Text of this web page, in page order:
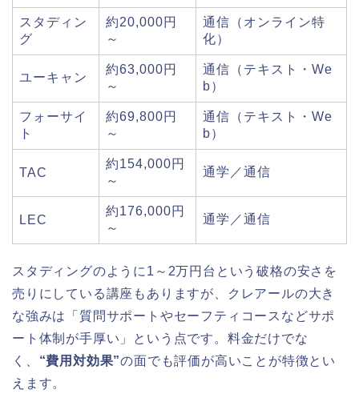
スタディン
グ
約20,000円
～
通信（オンライン特
化）
ユーキャン
約63,000円
～
通信（テキスト・We
b）
フォーサイ
ト
約69,800円
～
通信（テキスト・We
b）
TAC
約154,000円
～
通学／通信
LEC
約176,000円
～
通学／通信
スタディングのように1～2万円台という破格の安さを
売りにしている講座もありますが、クレアールの大き
な強みは「質問サポートやセーフティコースなどサポ
ート体制が手厚い」という点です。料金だけでな
く、 “費用対効果”の面でも評価が高いことが特徴とい
えます。